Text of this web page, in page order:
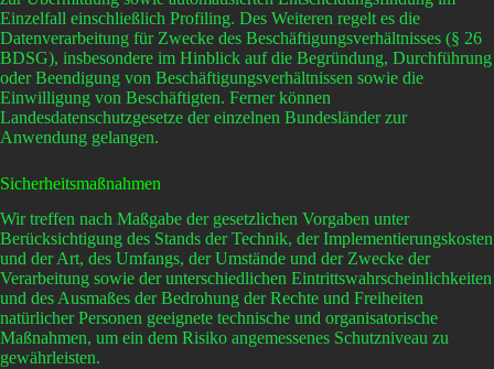
Einzelfall einschließlich Profiling. Des Weiteren regelt es die
Datenverarbeitung für Zwecke des Beschäftigungsverhältnisses (§ 26
BDSG), insbesondere im Hinblick auf die Begründung, Durchführung
oder Beendigung von Beschäftigungsverhältnissen sowie die
Einwilligung von Beschäftigten. Ferner können
Landesdatenschutzgesetze der einzelnen Bundesländer zur
Anwendung gelangen.
Sicherheitsmaßnahmen
Wir treffen nach Maßgabe der gesetzlichen Vorgaben unter
Berücksichtigung des Stands der Technik, der Implementierungskosten
und der Art, des Umfangs, der Umstände und der Zwecke der
Verarbeitung sowie der unterschiedlichen Eintrittswahrscheinlichkeiten
und des Ausmaßes der Bedrohung der Rechte und Freiheiten
natürlicher Personen geeignete technische und organisatorische
Maßnahmen, um ein dem Risiko angemessenes Schutzniveau zu
gewährleisten.